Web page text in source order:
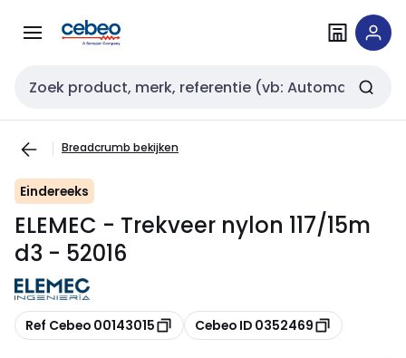
naar
naar
Zoekveld invoer
Breadcrumb bekijken
Eindereeks
ELEMEC - Trekveer nylon 117/15m
d3 - 52016
Kopiëren
Ref Cebeo 00143015 Kopiëren
Cebeo ID 0352469